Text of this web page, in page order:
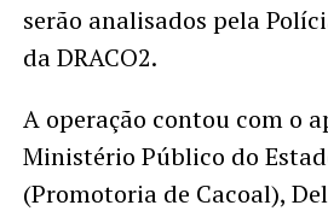
serão analisados pela
da DRACO2.
A operação contou com o
Ministério Público do
(Promotoria de Cacoal),